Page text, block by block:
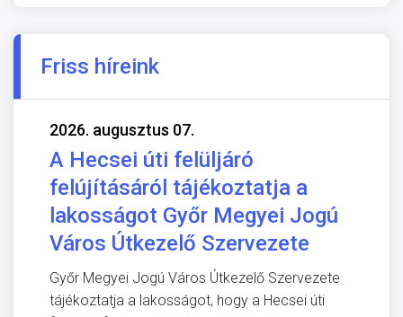
Friss híreink
2026. augusztus 07.
A Hecsei úti felüljáró
felújításáról tájékoztatja a
lakosságot Győr Megyei Jogú
Város Útkezelő Szervezete
Győr Megyei Jogú Város Útkezelő Szervezete
tájékoztatja a lakosságot, hogy a Hecsei úti